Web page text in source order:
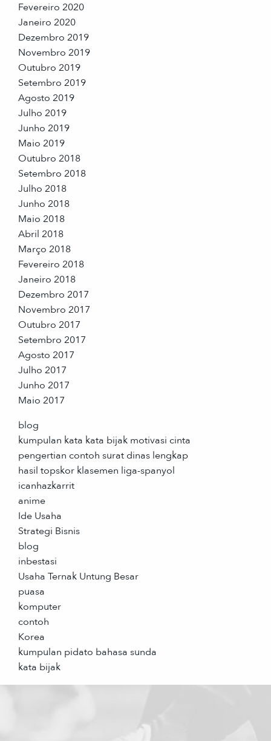
Fevereiro 2020
Janeiro 2020
Dezembro 2019
Novembro 2019
Outubro 2019
Setembro 2019
Agosto 2019
Julho 2019
Junho 2019
Maio 2019
Outubro 2018
Setembro 2018
Julho 2018
Junho 2018
Maio 2018
Abril 2018
Março 2018
Fevereiro 2018
Janeiro 2018
Dezembro 2017
Novembro 2017
Outubro 2017
Setembro 2017
Agosto 2017
Julho 2017
Junho 2017
Maio 2017
blog
kumpulan kata kata bijak motivasi cinta
pengertian contoh surat dinas lengkap
hasil topskor klasemen liga-spanyol
icanhazkarrit
anime
Ide Usaha
Strategi Bisnis
blog
inbestasi
Usaha Ternak Untung Besar
puasa
komputer
contoh
Korea
kumpulan pidato bahasa sunda
kata bijak